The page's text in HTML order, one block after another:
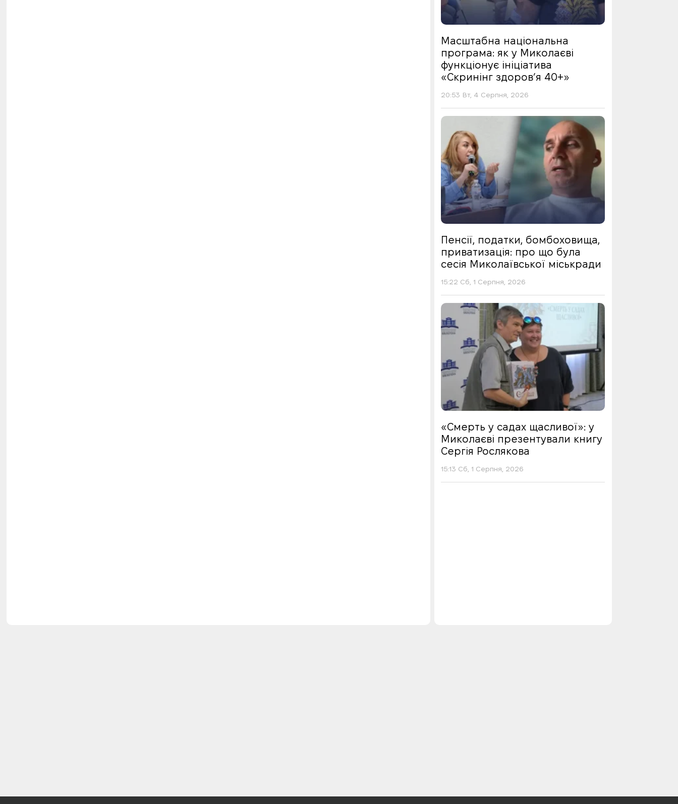
Масштабна національна
програма: як у Миколаєві
функціонує ініціатива
«Скринінг здоровʼя 40+»
20:53 Вт, 4 Серпня, 2026
Пенсії, податки, бомбоховища,
приватизація: про що була
сесія Миколаївської міськради
15:22 Сб, 1 Серпня, 2026
«Смерть у садах щасливої»: у
Миколаєві презентували книгу
Сергія Рослякова
15:13 Сб, 1 Серпня, 2026